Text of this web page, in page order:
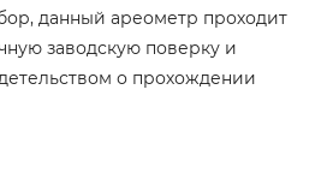
данный ареометр проходит
заводскую поверку и
о прохождении